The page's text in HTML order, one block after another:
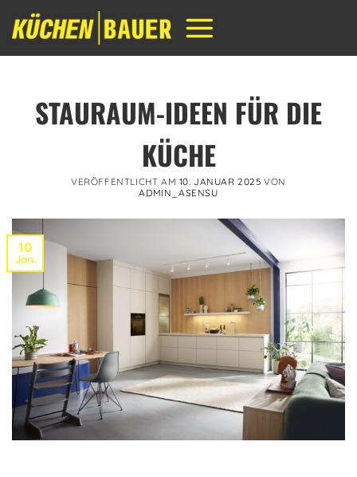
Inhalt
STAURAUM-IDEEN FÜR DIE
KÜCHE
VERÖFFENTLICHT AM 10. JANUAR 2025 VON
ADMIN_ASENSU
10
Jan.